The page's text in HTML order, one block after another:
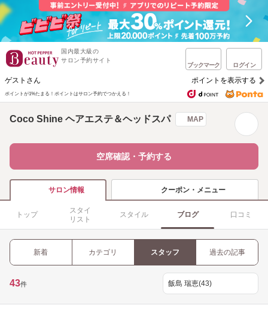
国内最大級の
サロン予約サイト
ブックマーク ログイン
ゲストさん ポイントを表示する
ポイントが1%たまる！ ポイントはサロン予約でつかえる！
Coco Shine ヘアエステ＆ヘッドスパ MAP
空席確認・予約する
サロン情報 クーポン・メニュー
トップ
スタイ
リスト
スタイル ブログ 口コミ
新着 カテゴリ スタッフ 過去の記事
43件